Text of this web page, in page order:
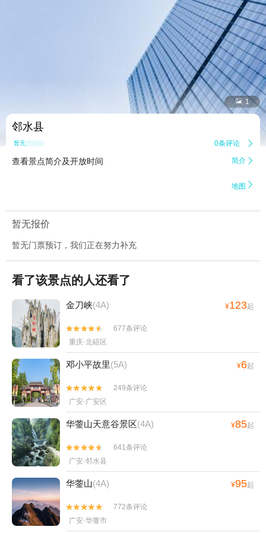
 1
邻水县
暂无点评 0条评论 
查看景点简介及开放时间 简介 
地图 
暂无报价
暂无门票预订，我们正在努力补充
看了该景点的人还看了
金刀峡(4A) ¥123起


677条评论
重庆·北碚区
邓小平故里(5A) ¥6起


249条评论
广安·广安区
华蓥山天意谷景区(4A) ¥85起


641条评论
广安·邻水县
华蓥山(4A) ¥95起


772条评论
广安·华蓥市